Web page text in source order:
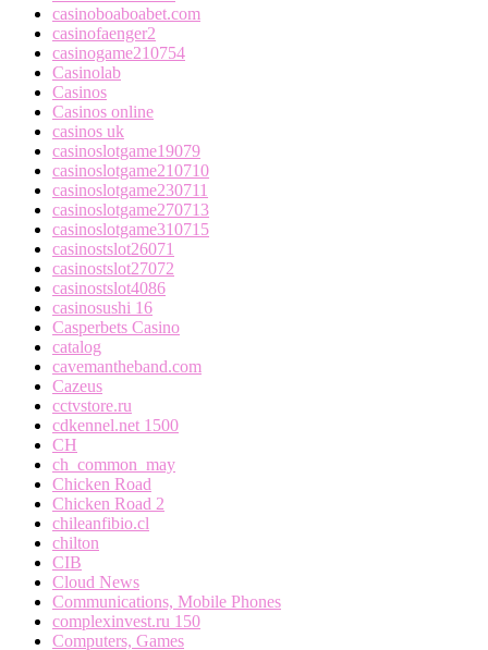
casinoboaboabet.com
casinofaenger2
casinogame210754
Casinolab
Casinos
Casinos online
casinos uk
casinoslotgame19079
casinoslotgame210710
casinoslotgame230711
casinoslotgame270713
casinoslotgame310715
casinostslot26071
casinostslot27072
casinostslot4086
casinosushi 16
Casperbets Casino
catalog
cavemantheband.com
Cazeus
cctvstore.ru
cdkennel.net 1500
CH
ch_common_may
Chicken Road
Chicken Road 2
chileanfibio.cl
chilton
CIB
Cloud News
Communications, Mobile Phones
complexinvest.ru 150
Computers, Games